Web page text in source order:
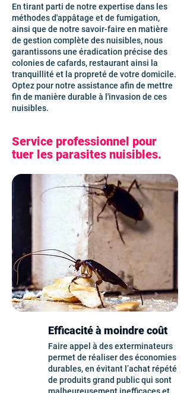
En tirant parti de notre expertise dans les
méthodes d'appâtage et de fumigation,
ainsi que de notre savoir-faire en matière
de gestion complète des nuisibles, nous
garantissons une éradication précise des
colonies de cafards, restaurant ainsi la
tranquillité et la propreté de votre domicile.
Optez pour notre assistance afin de mettre
fin de manière durable à l'invasion de ces
nuisibles.
Service professionnel pour
tuer les parasites nuisibles.
Efficacité à moindre coût
Faire appel à des exterminateurs
permet de réaliser des économies
durables, en évitant l’achat répété
de produits grand public qui sont